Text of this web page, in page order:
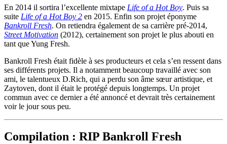
En 2014 il sortira l’excellente mixtape Life of a Hot Boy. Puis sa
suite Life of a Hot Boy 2 en 2015. Enfin son projet éponyme
Bankroll Fresh. On retiendra également de sa carrière pré-2014,
Street Motivation (2012), certainement son projet le plus abouti en
tant que Yung Fresh.
Bankroll Fresh était fidèle à ses producteurs et cela s’en ressent dans
ses différents projets. Il a notamment beaucoup travaillé avec son
ami, le talentueux D.Rich, qui a perdu son âme sœur artistique, et
Zaytoven, dont il était le protégé depuis longtemps. Un projet
commun avec ce dernier a été annoncé et devrait très certainement
voir le jour sous peu.
Compilation : RIP Bankroll Fresh